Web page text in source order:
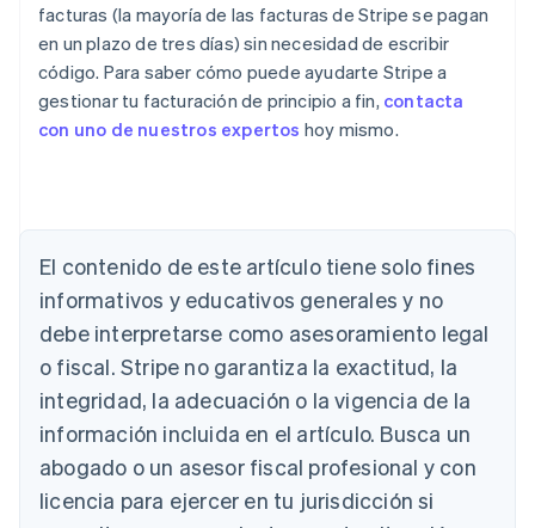
facturas (la mayoría de las facturas de Stripe se pagan
en un plazo de tres días) sin necesidad de escribir
código. Para saber cómo puede ayudarte Stripe a
gestionar tu facturación de principio a fin, contacta
con uno de nuestros expertos hoy mismo.
El contenido de este artículo tiene solo fines
informativos y educativos generales y no
debe interpretarse como asesoramiento legal
o fiscal. Stripe no garantiza la exactitud, la
integridad, la adecuación o la vigencia de la
información incluida en el artículo. Busca un
abogado o un asesor fiscal profesional y con
licencia para ejercer en tu jurisdicción si
English
Austria
Bélgica
NederlandsFrançaisDeutschEnglish
Brasil
PortuguêsEnglish
Bulgaria
Canadá
EnglishFrançais
China continental